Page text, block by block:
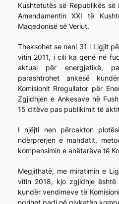
Kushtetutës së Republikës
Amendamentin XXI të
Maqedonisë së Veriut.
Theksohet se neni 31 i Ligjit
vitin 2011, i cili ka qenë në
aktual për energjetikë,
parashtrohet ankesë
Komisionit Rregullator për
Zgjidhjen e Ankesave në
15 ditëve pas publikimit të
I njëjti nen përcakton
ndërprerjen e mandatit,
kompensimin e anëtarëve të
Megjithatë, me miratimin e
vitin 2018, kjo zgjidhje është
kundër vendimeve të